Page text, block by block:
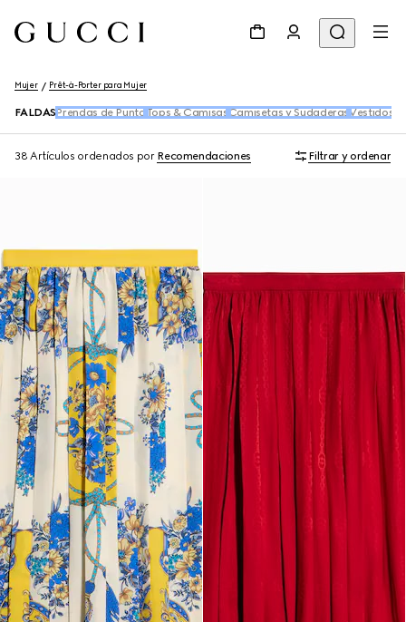
Mujer Prêt-à-Porter para Mujer
FALDAS Prendas de Punto Tops & Camisas Camisetas y Sudaderas Vestidos y
38 Artículos ordenados por Recomendaciones Filtrar y ordenar